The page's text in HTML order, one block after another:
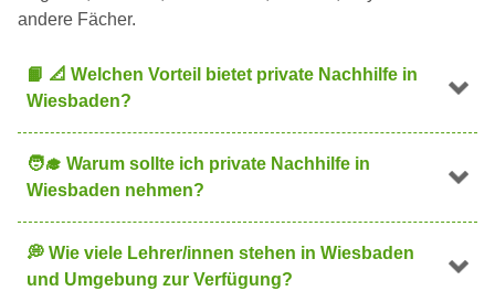
andere Fächer.
📙 📐 Welchen Vorteil bietet private Nachhilfe in
Wiesbaden?
🧑 Warum sollte ich private Nachhilfe in
Wiesbaden nehmen?
💭 Wie viele Lehrer/innen stehen in Wiesbaden
und Umgebung zur Verfügung?